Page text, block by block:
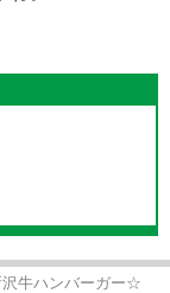
牛ハンバーガー☆